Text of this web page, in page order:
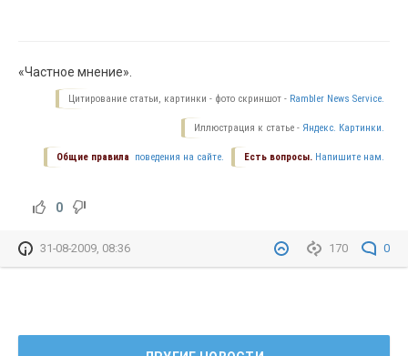
«Частное мнение».
Цитирование статьи, картинки - фото скриншот - Rambler News Service.
Иллюстрация к статье - Яндекс. Картинки.
Есть вопросы. Напишите нам.
Общие правила поведения на сайте.
0
170 0
31-08-2009, 08:36